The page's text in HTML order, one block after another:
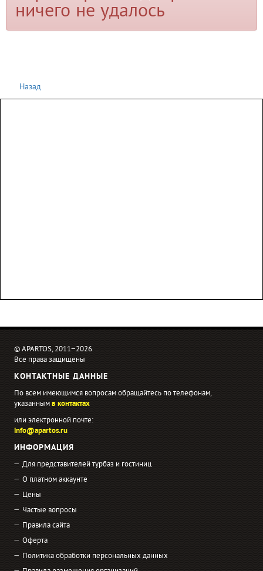
ничего не удалось
Назад
© APARTOS, 2011−2026
Все права защищены
КОНТАКТНЫЕ ДАННЫЕ
По всем имеющимся вопросам обращайтесь по телефонам,
указаннымв контактах
или электронной почте:
info@apartos.ru
ИНФОРМАЦИЯ
Для представителей турбаз и гостиниц
О платном аккаунте
Цены
Частые вопросы
Правила сайта
Оферта
Политика обработки персональных данных